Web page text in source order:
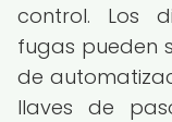
control. Los
fugas pueden
de
llaves de